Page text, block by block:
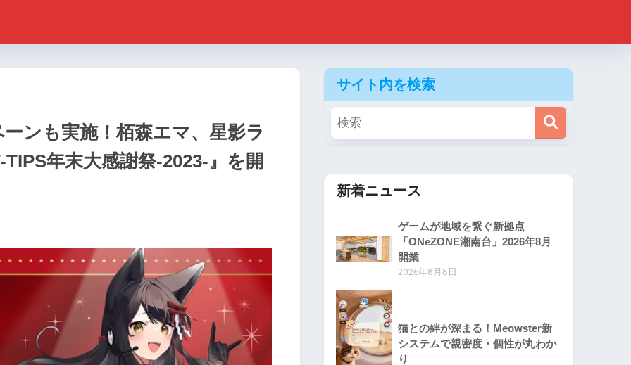
ンも実施！栢森エマ、星影ラ
年末大感謝祭-2023-』を開
サイト内を検索
新着ニュース
ゲームが地域を繋ぐ新拠点
「ONeZONE湘南台」2026年8月
開業
2026年8月8日
猫との絆が深まる！Meowster新
システムで親密度・個性が丸わか
り